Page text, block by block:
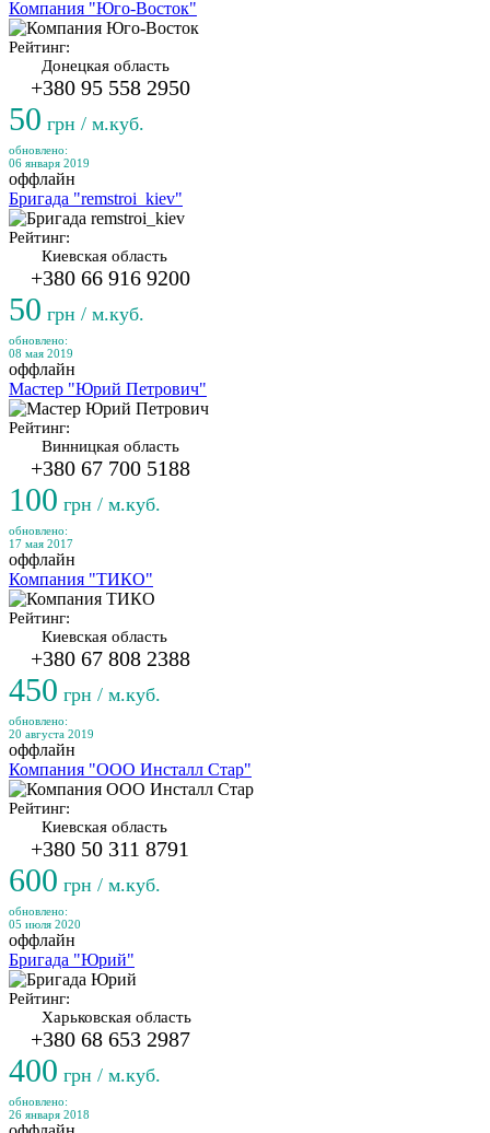
Компания "Юго-Восток"
Рейтинг:
Донецкая область
+380 95 558 2950
50 грн / м.куб.
обновлено:
06 января 2019
оффлайн
Бригада "remstroi_kiev"
Рейтинг:
Киевская область
+380 66 916 9200
50 грн / м.куб.
обновлено:
08 мая 2019
оффлайн
Мастер "Юрий Петрович"
Рейтинг:
Винницкая область
+380 67 700 5188
100 грн / м.куб.
обновлено:
17 мая 2017
оффлайн
Компания "ТИКО"
Рейтинг:
Киевская область
+380 67 808 2388
450 грн / м.куб.
обновлено:
20 августа 2019
оффлайн
Компания "ООО Инсталл Стар"
Рейтинг:
Киевская область
+380 50 311 8791
600 грн / м.куб.
обновлено:
05 июля 2020
оффлайн
Бригада "Юрий"
Рейтинг:
Харьковская область
+380 68 653 2987
400 грн / м.куб.
обновлено:
26 января 2018